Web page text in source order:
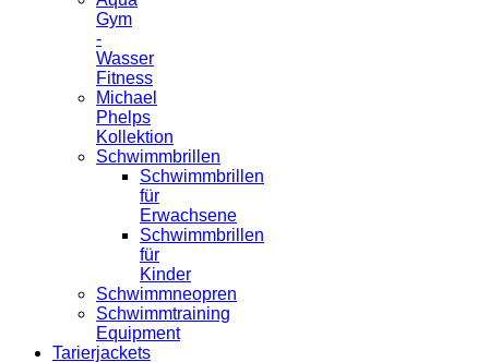
Gym
-
Wasser
Fitness
Michael
Phelps
Kollektion
Schwimmbrillen
Schwimmbrillen
für
Erwachsene
Schwimmbrillen
für
Kinder
Schwimmneopren
Schwimmtraining
Equipment
Tarierjackets